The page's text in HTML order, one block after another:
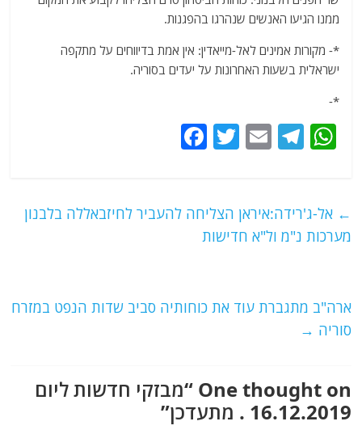
ממנו הגיעו האנשים שנהרגו בהפגנות.
*- מקורות אמינים לאל-מייאדין: אין אמת בדיווחים על מתקפה
ישראלית בשעות האחרונות על יעדים בסוריה.
*-
W
s
A
T
g
ra
E
l
T
er
e
k
← אל-ג'רידה:איראן הצליחה להעביר לחיזבאללה בלבנון
מערכות נ"מ ול"א חדישות
ארה"ב מתגברת עוד את כוחותיה סביב שדות הנפט במזרח
סוריה →
One thought on “
מבזקי חדשות ליום
16.12.2019 . מתעדכן
”